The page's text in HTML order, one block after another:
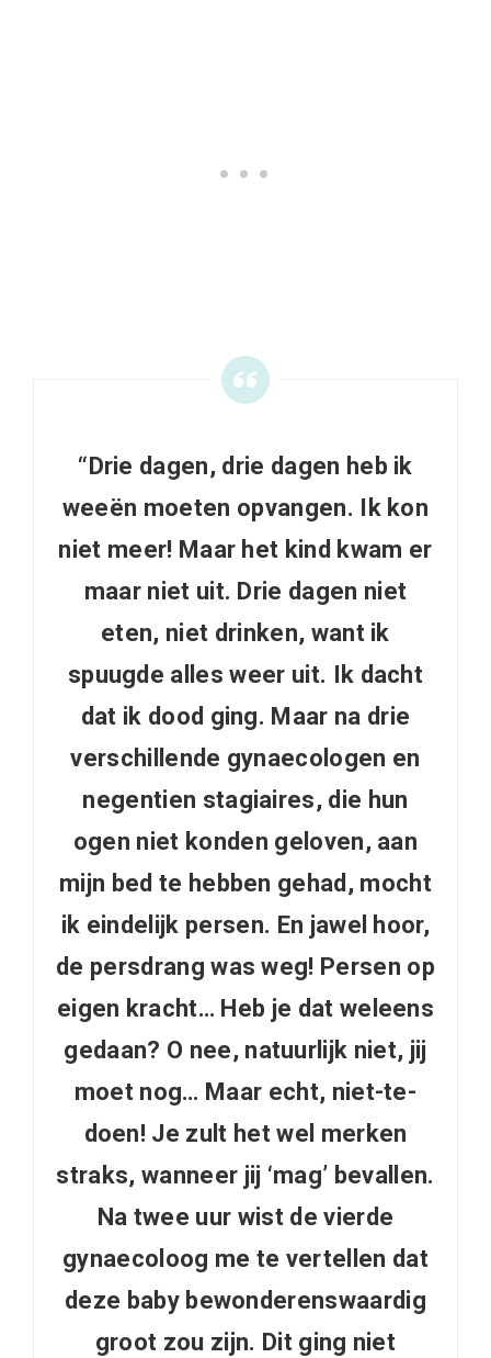
“Drie dagen, drie dagen heb ik
weeën moeten opvangen. Ik kon
niet meer! Maar het kind kwam er
maar niet uit. Drie dagen niet
eten, niet drinken, want ik
spuugde alles weer uit. Ik dacht
dat ik dood ging. Maar na drie
verschillende gynaecologen en
negentien stagiaires, die hun
ogen niet konden geloven, aan
mijn bed te hebben gehad, mocht
ik eindelijk persen. En jawel hoor,
de persdrang was weg! Persen op
eigen kracht… Heb je dat weleens
gedaan? O nee, natuurlijk niet, jij
moet nog… Maar echt, niet-te-
doen! Je zult het wel merken
straks, wanneer jij ‘mag’ bevallen.
Na twee uur wist de vierde
gynaecoloog me te vertellen dat
deze baby bewonderenswaardig
groot zou zijn. Dit ging niet